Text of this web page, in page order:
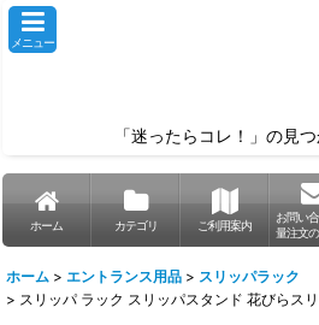
メニュー
「迷ったらコレ！」の見
ホーム カテゴリ ご利用案内
お問い
量注文
ホーム > エントランス用品 > スリッパラック
> スリッパ ラック スリッパスタンド 花びらス